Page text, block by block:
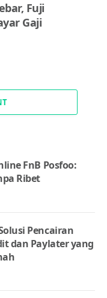
Fuji
Gaji
FnB Posfoo:
Ribet
Pencairan
dan Paylater yang